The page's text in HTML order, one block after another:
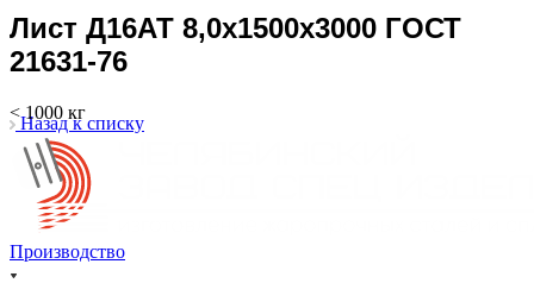
Лист Д16АТ 8,0х1500х3000 ГОСТ
21631-76
< 1000 кг
Назад к списку
Производство